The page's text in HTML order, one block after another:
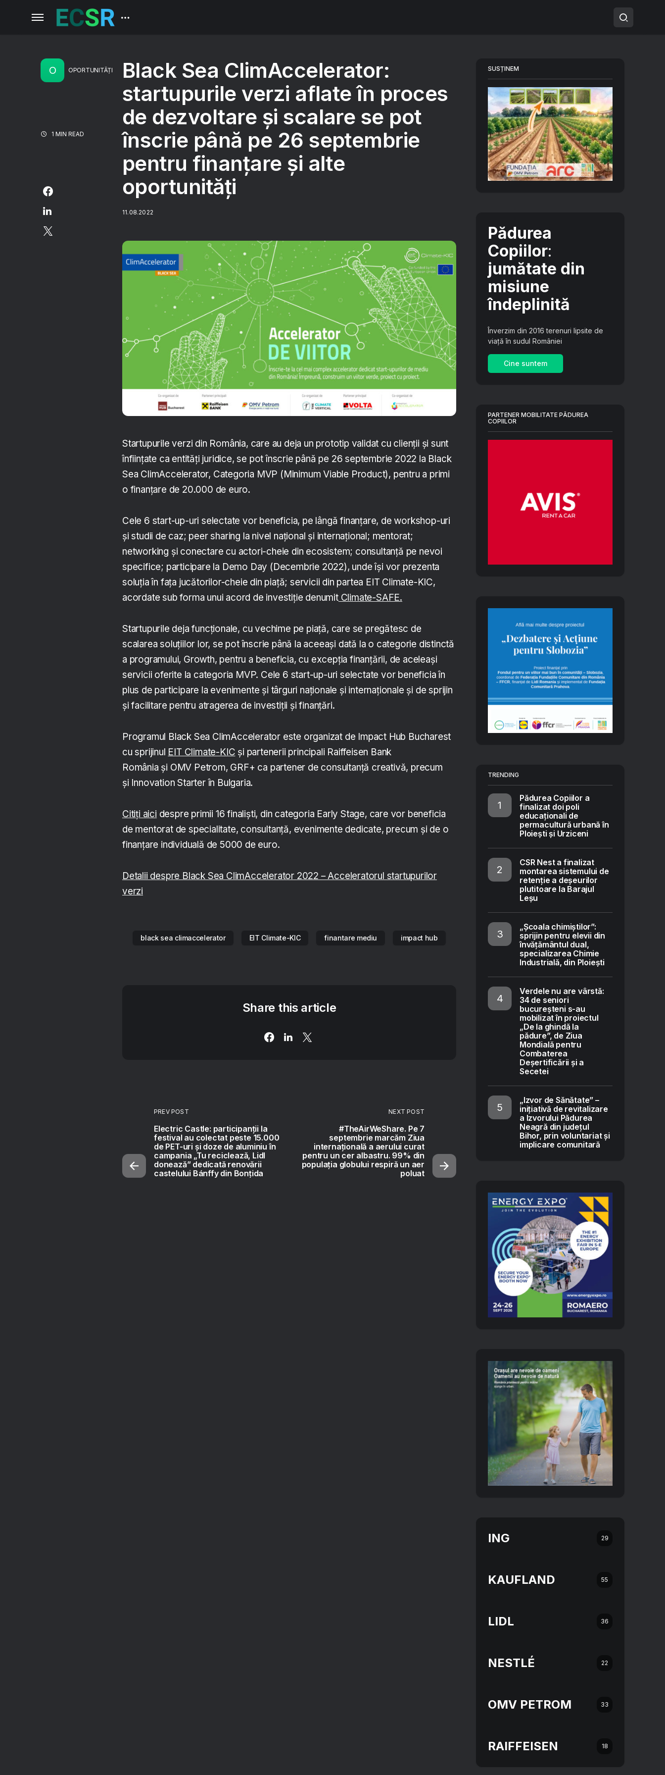
O OPORTUNITĂȚI
1 MIN READ
Black Sea ClimAccelerator:
startupurile verzi aflate în proces
de dezvoltare și scalare se pot
înscrie până pe 26 septembrie
pentru finanțare și alte
oportunități
11.08.2022
Startupurile verzi din România, care au deja un prototip validat cu clienții și sunt
înființate ca entități juridice, se pot înscrie până pe 26 septembrie 2022 la Black
Sea ClimAccelerator, Categoria MVP (Minimum Viable Product), pentru a primi
o finanțare de 20.000 de euro.
Cele 6 start-up-uri selectate vor beneficia, pe lângă finanțare, de workshop-uri
și studii de caz; peer sharing la nivel național și internațional; mentorat;
networking și conectare cu actori-cheie din ecosistem; consultanță pe nevoi
specifice; participare la Demo Day (Decembrie 2022), unde își vor prezenta
soluția în fața jucătorilor-cheie din piață; servicii din partea EIT Climate-KIC,
acordate sub forma unui acord de investiție denumitClimate-SAFE.
Startupurile deja funcționale, cu vechime pe piață, care se pregătesc de
scalarea soluțiilor lor, se pot înscrie până la aceeași dată la o categorie distinctă
a programului, Growth, pentru a beneficia, cu excepția finanțării, de aceleași
servicii oferite la categoria MVP. Cele 6 start-up-uri selectate vor beneficia în
plus de participare la evenimente și târguri naționale și internaționale și de sprijin
și facilitare pentru atragerea de investiții și finanțări.
Programul Black Sea ClimAccelerator este organizat de Impact Hub Bucharest
cu sprijinul EIT Climate-KIC și partenerii principali Raiffeisen Bank
România și OMV Petrom, GRF+ ca partener de consultanță creativă, precum
și Innovation Starter în Bulgaria.
Citiți aici despre primii 16 finaliști, din categoria Early Stage, care vor beneficia
de mentorat de specialitate, consultanță, evenimente dedicate, precum și de o
finanțare individuală de 5000 de euro.
Detalii despre Black Sea ClimAccelerator 2022 – Acceleratorul startupurilor
verzi
black sea climaccelerator EIT Climate-KIC finantare mediu impact hub
Share this article
PREV POST
Electric Castle: participanții la
festival au colectat peste 15.000
de PET-uri și doze de aluminiu în
campania „Tu reciclează, Lidl
donează” dedicată renovării
castelului Bánffy din Bonțida
NEXT POST
#TheAirWeShare. Pe 7
septembrie marcăm Ziua
internaţională a aerului curat
pentru un cer albastru. 99% din
populația globului respiră un aer
poluat
SUSȚINEM
Pădurea
Copiilor:
jumătate din
misiune
îndeplinită
Înverzim din 2016 terenuri lipsite de
viață în sudul României
Cine suntem
PARTENER MOBILITATE PĂDUREA
COPIILOR
TRENDING
Pădurea Copiilor a
finalizat doi poli
educaționali de
permacultură urbană în
Ploiești și Urziceni
CSR Nest a finalizat
montarea sistemului de
retenție a deșeurilor
plutitoare la Barajul
Leșu
„Școala chimiștilor”:
sprijin pentru elevii din
învățământul dual,
specializarea Chimie
Industrială, din Ploiești
Verdele nu are vârstă:
34 de seniori
bucureșteni s-au
mobilizat în proiectul
„De la ghindă la
pădure”, de Ziua
Mondială pentru
Combaterea
Deșertificării și a
Secetei
„Izvor de Sănătate” –
inițiativă de revitalizare
a Izvorului Pădurea
Neagră din județul
Bihor, prin voluntariat și
implicare comunitară
ING 29
KAUFLAND 55
LIDL 36
NESTLÉ 22
OMV PETROM 33
RAIFFEISEN 18